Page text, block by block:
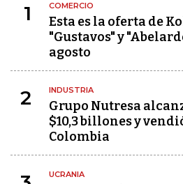
1 COMERCIO
Esta es la oferta de
"Gustavos" y
agosto
2 INDUSTRIA
Grupo Nutresa
$10,3 billones y
Colombia
UCRANIA